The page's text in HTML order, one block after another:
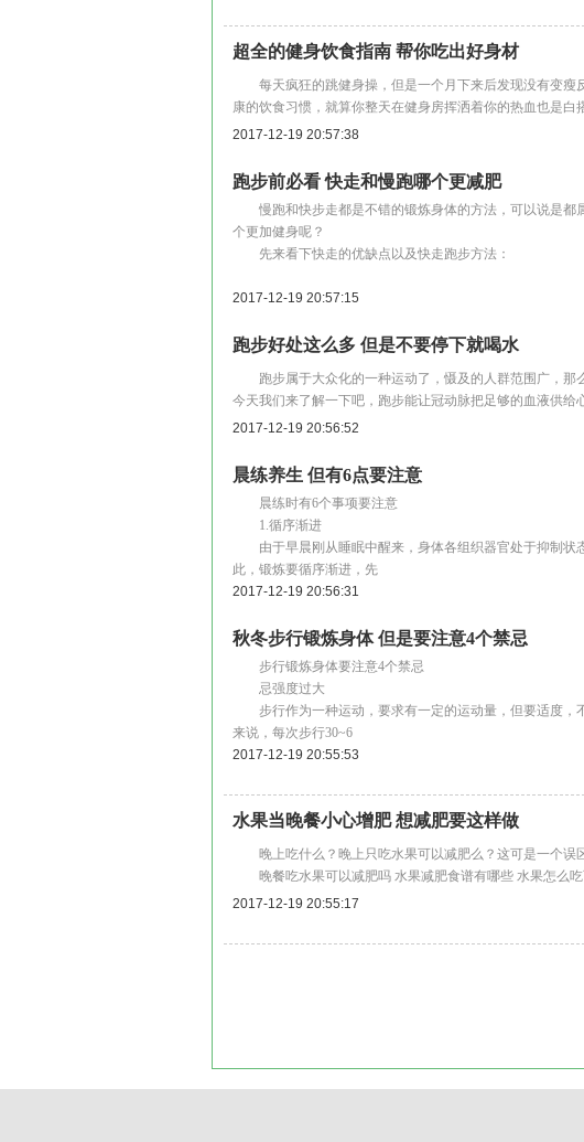
超全的健身饮食指南 帮你吃出好身材
每天疯狂的跳健身操，但是一个月下来后发现没有变瘦
康的饮食习惯，就算你整天在健身房挥洒着你的热血也是白
2017-12-19 20:57:38
跑步前必看 快走和慢跑哪个更减肥
慢跑和快步走都是不错的锻炼身体的方法，可以说是都
个更加健身呢？
先来看下快走的优缺点以及快走跑步方法：
2017-12-19 20:57:15
跑步好处这么多 但是不要停下就喝水
跑步属于大众化的一种运动了，慑及的人群范围广，那
今天我们来了解一下吧，跑步能让冠动脉把足够的血液供给
2017-12-19 20:56:52
晨练养生 但有6点要注意
晨练时有6个事项要注意
1.循序渐进
由于早晨刚从睡眠中醒来，身体各组织器官处于抑制状
此，锻炼要循序渐进，先
2017-12-19 20:56:31
秋冬步行锻炼身体 但是要注意4个禁忌
步行锻炼身体要注意4个禁忌
忌强度过大
步行作为一种运动，要求有一定的运动量，但要适度，
来说，每次步行30~6
2017-12-19 20:55:53
水果当晚餐小心增肥 想减肥要这样做
晚上吃什么？晚上只吃水果可以减肥么？这可是一个误
晚餐吃水果可以减肥吗 水果减肥食谱有哪些 水果怎么吃
2017-12-19 20:55:17